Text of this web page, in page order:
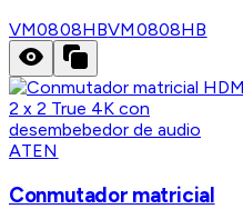
VM0808HBVM0808HB
ATEN
Conmutador matricial